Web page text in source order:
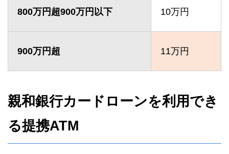
800万円超900万円以下 10万円
900万円超 11万円
親和銀行カードローンを利用でき
る提携ATM